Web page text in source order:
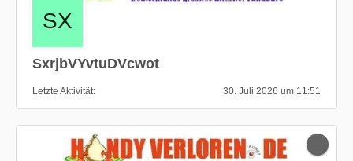
SxrjbVYvtuDVcwot
Letzte Aktivität 30. Juli 2026 um 11:51